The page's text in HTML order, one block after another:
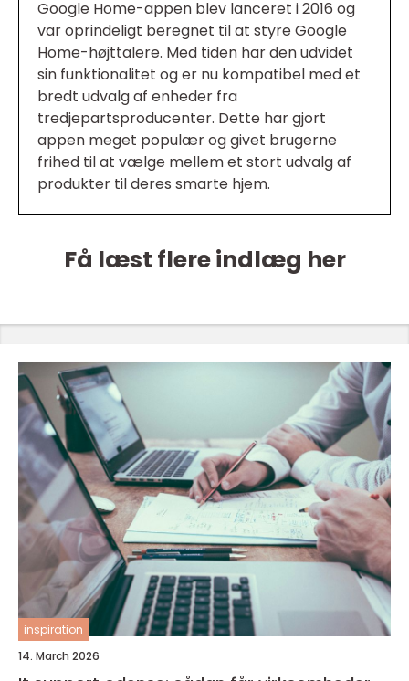
Google Home-appen blev lanceret i 2016 og
var oprindeligt beregnet til at styre Google
Home-højttalere. Med tiden har den udvidet
sin funktionalitet og er nu kompatibel med et
bredt udvalg af enheder fra
tredjepartsproducenter. Dette har gjort
appen meget populær og givet brugerne
frihed til at vælge mellem et stort udvalg af
produkter til deres smarte hjem.
Få læst flere indlæg her
inspiration
14. March 2026